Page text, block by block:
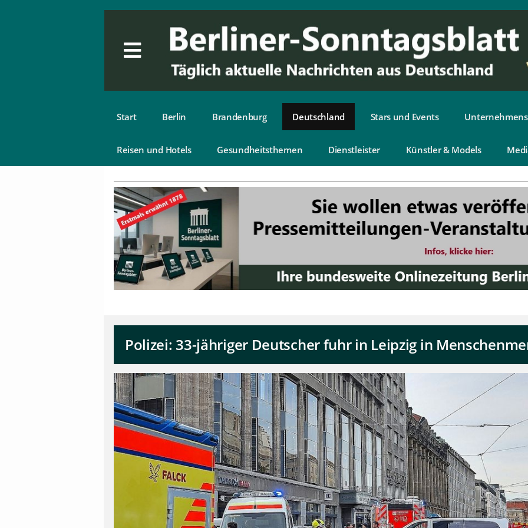
Start Berlin Brandenburg Deutschland Stars und Events
Reisen und Hotels Gesundheitsthemen Dienstleister Künstler & Models
Polizei: 33-jähriger Deutscher fuhr in Leipzig in